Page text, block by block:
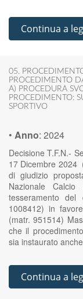
Continua a
05.
PROCEDIMENTO
A) PROCEDURA
PROCEDIMENTO:
SPORTIVO
• Anno: 2024
Decisione T.F.N.-
17 Dicembre 2024
di giudizio
Nazionale
tesseramento
1008412) in
(matr. 951514)
che il
sia instaurato
Continua a